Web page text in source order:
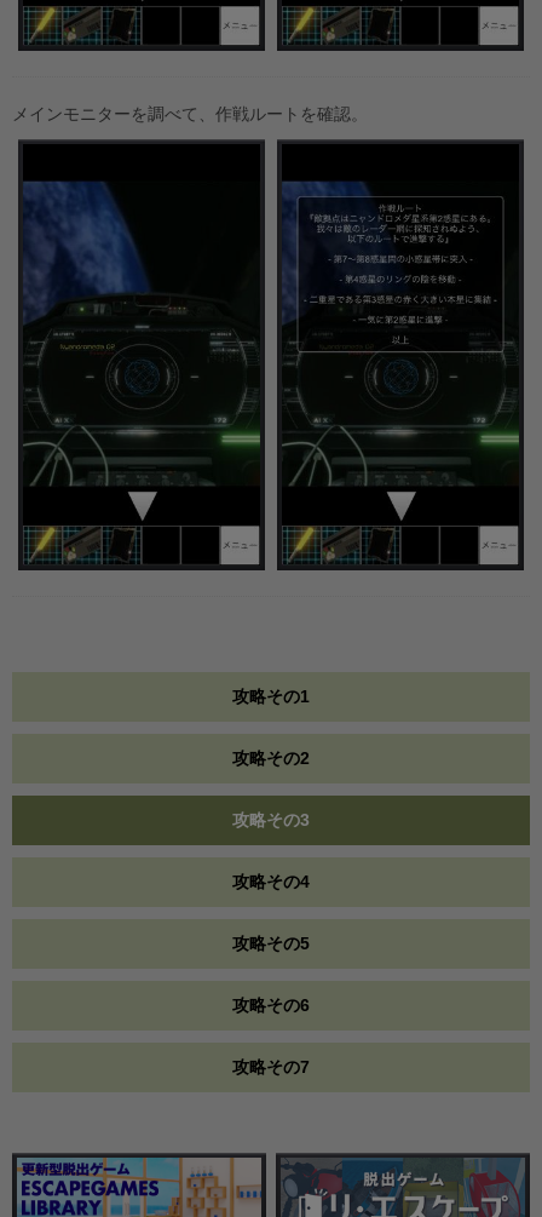
メインモニターを調べて、作戦ルートを確認。
攻略その1
攻略その2
攻略その3
攻略その4
攻略その5
攻略その6
攻略その7